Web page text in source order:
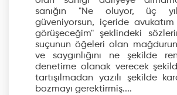
sanığın "Ne oluyor, üç
güveniyorsun, içeride
görüşeceğim" şeklindeki
suçunun öğeleri olan
ve saygınlığını ne şekilde
denetime olanak verecek
tartışılmadan yazılı şekilde
bozmayı gerektirmiş....